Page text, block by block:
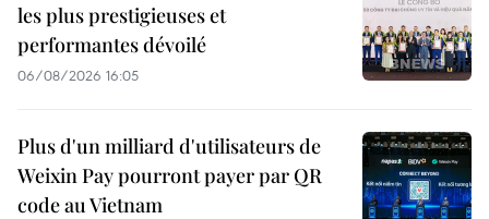
les plus prestigieuses et
performantes dévoilé
06/08/2026 16:05
Plus d'un milliard d'utilisateurs de
Weixin Pay pourront payer par QR
code au Vietnam